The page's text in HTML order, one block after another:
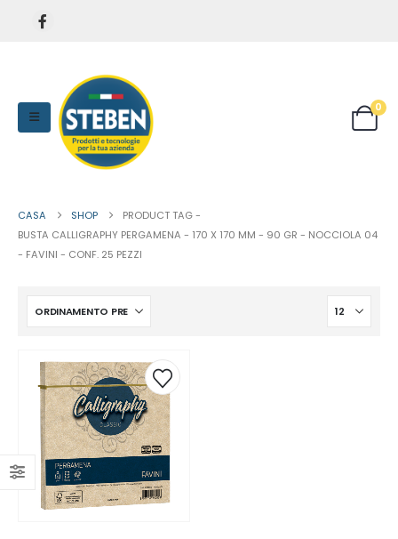
0
CASA SHOP
PRODUCT TAG -
BUSTA CALLIGRAPHY PERGAMENA - 170 X 170 MM - 90 GR - NOCCIOLA 04
- FAVINI - CONF. 25 PEZZI